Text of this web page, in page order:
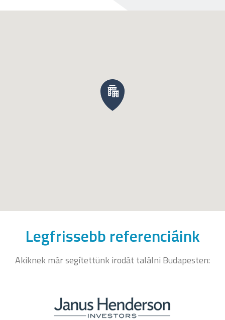
Legfrissebb referenciáink
Akiknek már segítettünk irodát találni Budapesten: